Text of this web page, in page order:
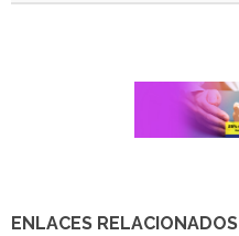
ENLACES RELACIONADOS